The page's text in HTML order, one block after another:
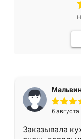
6 августа
Заказывала